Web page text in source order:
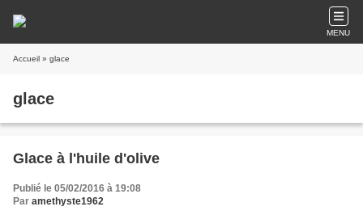
MENU
Accueil » glace
glace
Glace à l'huile d'olive
Publié le 05/02/2016 à 19:08
Par amethyste1962